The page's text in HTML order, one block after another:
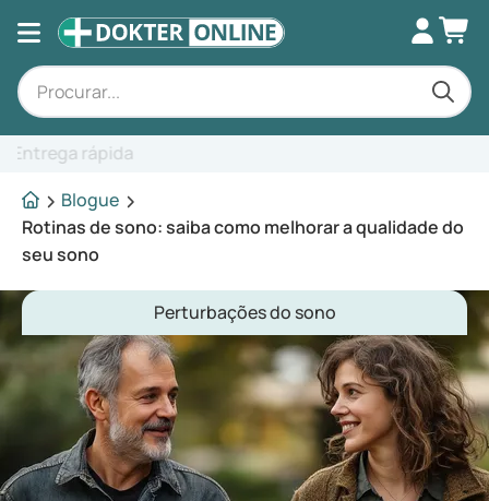
Blogue
Rotinas de sono: saiba como melhorar a qualidade do
seu sono
Perturbações do sono